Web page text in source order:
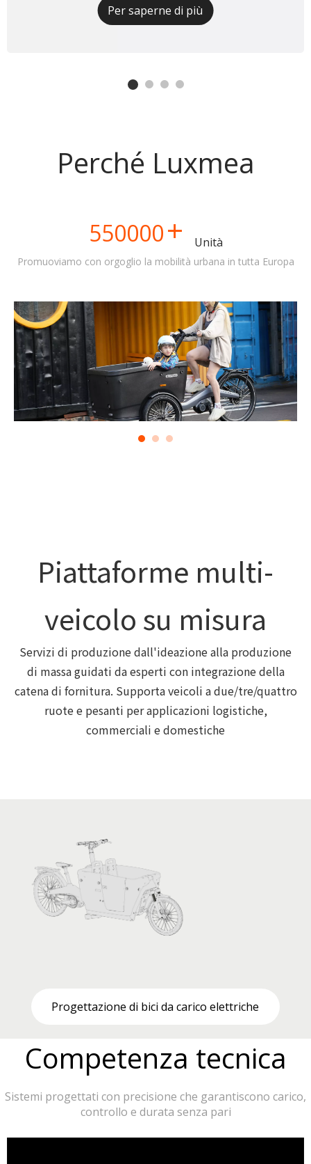
Per saperne di più
Perché Luxmea
550000+ Unità
Promuoviamo con orgoglio la mobilità urbana in tutta Europa​​​​​​​
Piattaforme multi-
veicolo su misura
Servizi di produzione dall'ideazione alla produzione
di massa guidati da esperti con integrazione della
catena di fornitura. Supporta veicoli a due/tre/quattro
ruote e pesanti per applicazioni logistiche,
commerciali e domestiche
Progettazione di bici da carico elettriche
Competenza tecnica
Sistemi progettati con precisione che garantiscono carico,
controllo e durata senza pari​​​​​​​